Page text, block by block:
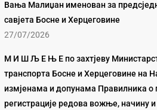
Вања Малиџан именован за
савјета Босне и Херцеговине
27/07/2026
М И Ш Љ Е Њ Е по захтјеву
транспорта Босне и Херцеговине на
измјенама и допунама Правилника о
регистрације редова вожње, начину